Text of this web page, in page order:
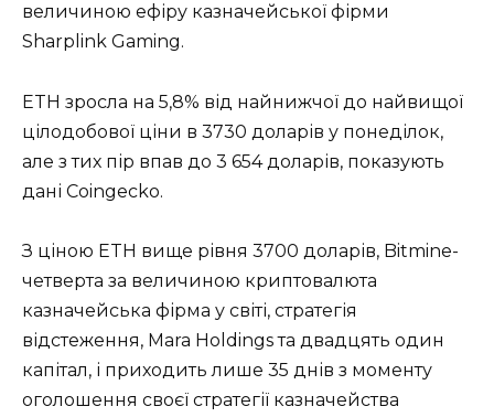
величиною ефіру казначейської фірми
Sharplink Gaming.
ETH зросла на 5,8% від найнижчої до найвищої
цілодобової ціни в 3730 доларів у понеділок,
але з тих пір впав до 3 654 доларів, показують
дані Coingecko.
З ціною ETH вище рівня 3700 доларів, Bitmine-
четверта за величиною криптовалюта
казначейська фірма у світі, стратегія
відстеження, Mara Holdings та двадцять один
капітал, і приходить лише 35 днів з моменту
оголошення своєї стратегії казначейства